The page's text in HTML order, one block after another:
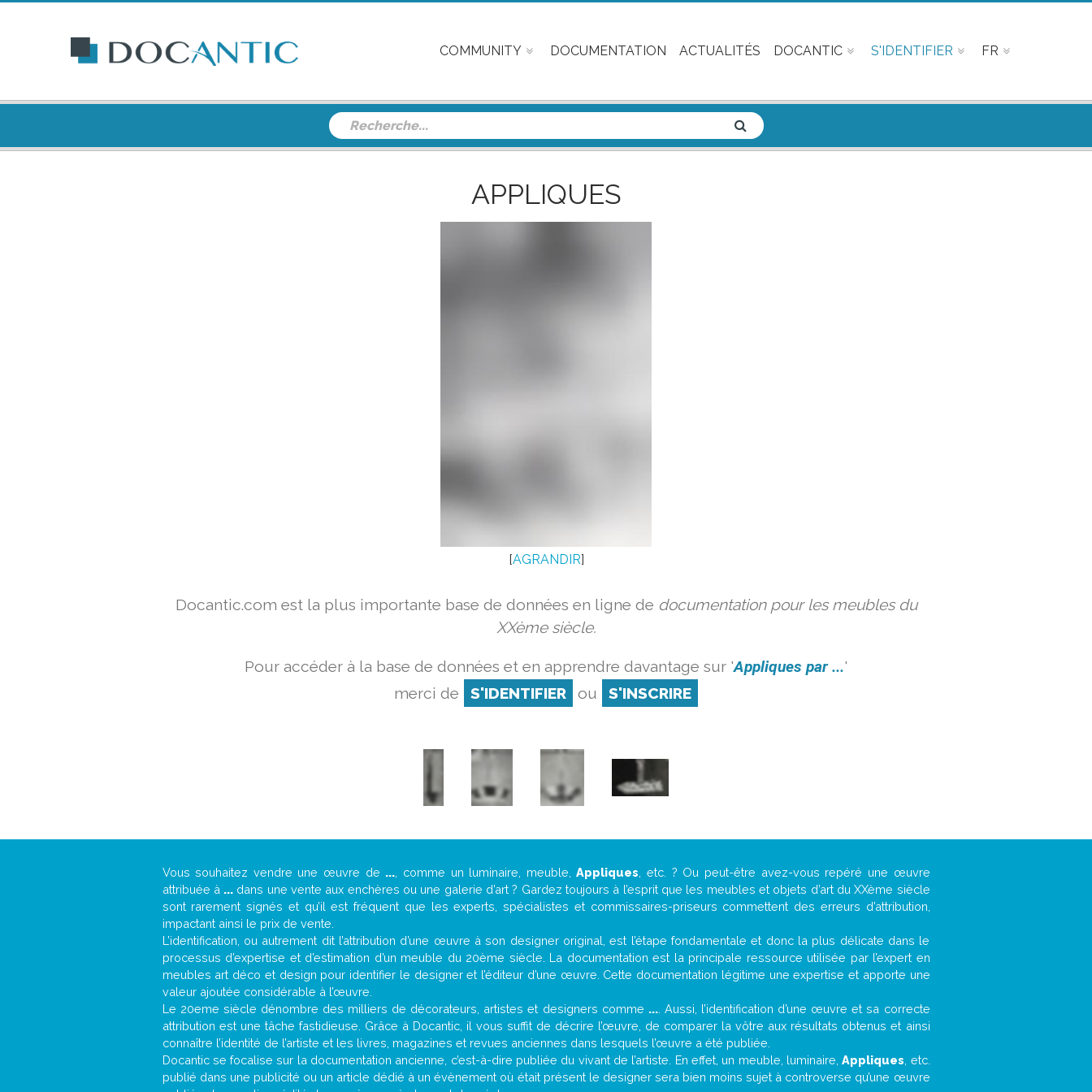
COMMUNITY DOCUMENTATION ACTUALITÉS DOCANTIC S'IDENTIFIER FR
APPLIQUES
[AGRANDIR]
Docantic.com est la plus importante base de données en ligne de documentation pour les meubles du
XXème siècle.
Pour accéder à la base de données et en apprendre davantage sur 'Appliques par ...'
merci de
S'IDENTIFIER ou S'INSCRIRE
Vous souhaitez vendre une œuvre de ... , comme un luminaire, meuble,Appliques , etc. ? Ou peut-être avez-vous repéré une œuvre
attribuée à ... dans une vente aux enchères ou une galerie d’art ? Gardez toujours à l’esprit que les meubles et objets d’art du XXème siècle
sont rarement signés et qu’il est fréquent que les experts, spécialistes et commissaires-priseurs commettent des erreurs d’attribution,
impactant ainsi le prix de vente.
L’identification, ou autrement dit l’attribution d’une œuvre à son designer original, est l’étape fondamentale et donc la plus délicate dans le
processus d’expertise et d’estimation d’un meuble du 20ème siècle. La documentation est la principale ressource utilisée par l’expert en
meubles art déco et design pour identifier le designer et l’éditeur d’une œuvre. Cette documentation légitime une expertise et apporte une
valeur ajoutée considérable à l’œuvre.
Le 20eme siècle dénombre des milliers de décorateurs, artistes et designers comme .... Aussi, l’identification d’une œuvre et sa correcte
attribution est une tâche fastidieuse. Grâce à Docantic, il vous suffit de décrire l’œuvre, de comparer la vôtre aux résultats obtenus et ainsi
connaître l’identité de l’artiste et les livres, magazines et revues anciennes dans lesquels l’œuvre a été publiée.
Docantic se focalise sur la documentation ancienne, c’est-à-dire publiée du vivant de l’artiste. En effet, un meuble, luminaire,Appliques , etc.
publié dans une publicité ou un article dédié à un évènement où était présent le designer sera bien moins sujet à controverse qu’une œuvre